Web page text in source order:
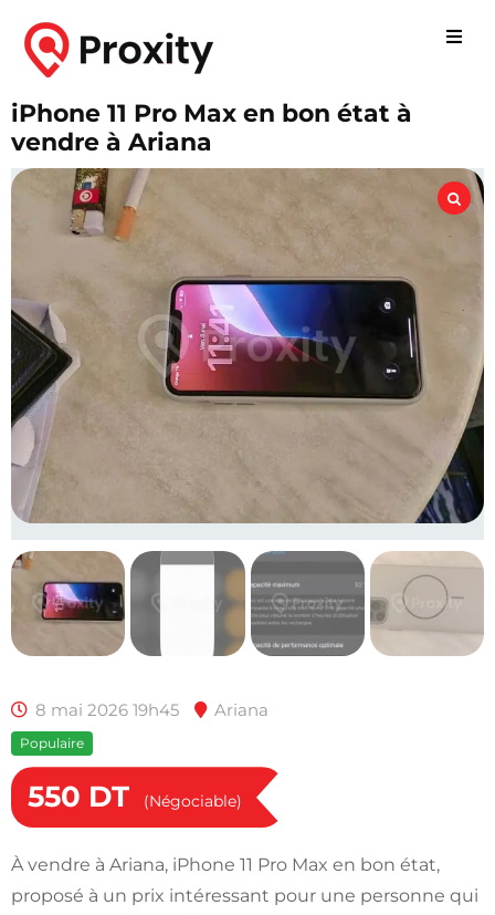
iPhone 11 Pro Max en bon état à
vendre à Ariana
8 mai 2026 19h45 Ariana
Populaire
550 DT (Négociable)
À vendre à Ariana, iPhone 11 Pro Max en bon état,
proposé à un prix intéressant pour une personne qui